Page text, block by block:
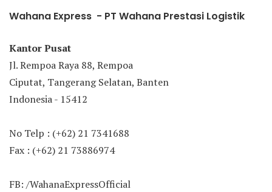
Wahana Express - PT Wahana Prestasi Logistik
Kantor Pusat
Jl. Rempoa Raya 88, Rempoa
Ciputat, Tangerang Selatan, Banten
Indonesia - 15412
No Telp : (+62) 21 7341688
Fax : (+62) 21 73886974
FB: /WahanaExpressOfficial